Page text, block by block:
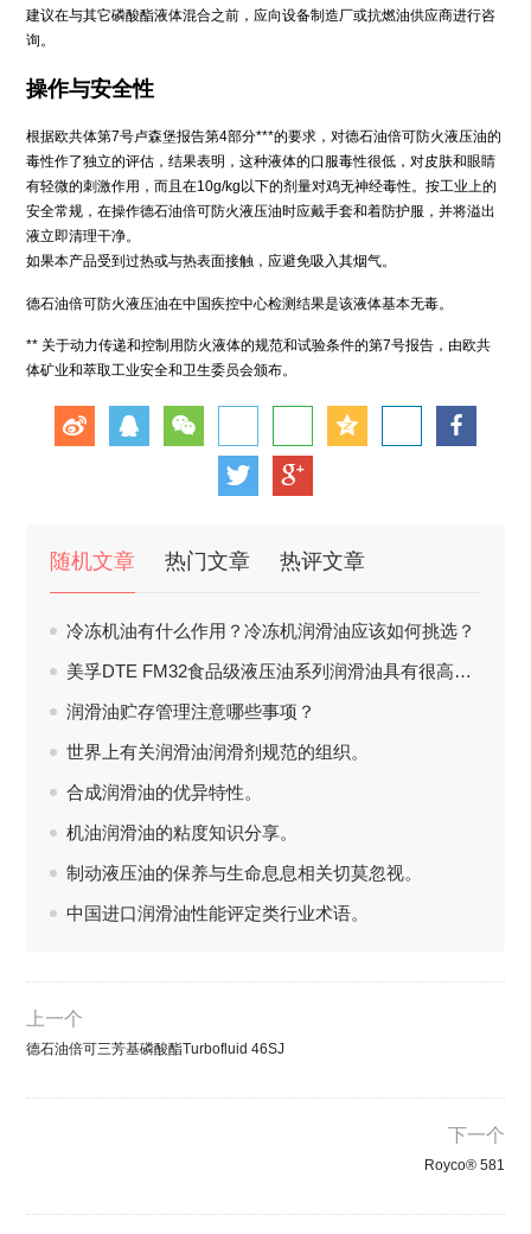
建议在与其它磷酸酯液体混合之前，应向设备制造厂或抗燃油供应商进行咨
询。
操作与安全性
根据欧共体第7号卢森堡报告第4部分***的要求，对德石油倍可防火液压油的
毒性作了独立的评估，结果表明，这种液体的口服毒性很低，对皮肤和眼睛
有轻微的刺激作用，而且在10g/kg以下的剂量对鸡无神经毒性。按工业上的
安全常规，在操作德石油倍可防火液压油时应戴手套和着防护服，并将溢出
液立即清理干净。
如果本产品受到过热或与热表面接触，应避免吸入其烟气。
德石油倍可防火液压油在中国疾控中心检测结果是该液体基本无毒。
** 关于动力传递和控制用防火液体的规范和试验条件的第7号报告，由欧共
体矿业和萃取工业安全和卫生委员会颁布。
随机文章 热门文章 热评文章
冷冻机油有什么作用？冷冻机润滑油应该如何挑选？
美孚DTE FM32食品级液压油系列润滑油具有很高的收视率。
润滑油贮存管理注意哪些事项？
世界上有关润滑油润滑剂规范的组织。
合成润滑油的优异特性。
机油润滑油的粘度知识分享。
制动液压油的保养与生命息息相关切莫忽视。
中国进口润滑油性能评定类行业术语。
上一个
德石油倍可三芳基磷酸酯Turbofluid 46SJ
下一个
Royco® 581